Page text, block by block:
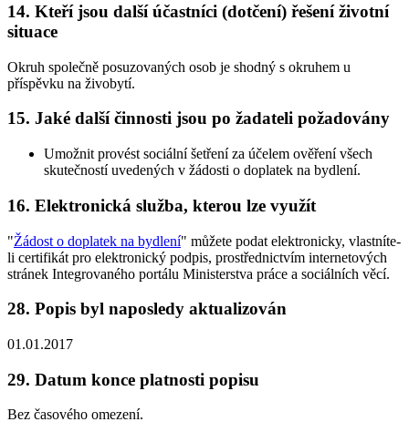
14. Kteří jsou další účastníci (dotčení) řešení životní
situace
Okruh společně posuzovaných osob je shodný s okruhem u
příspěvku na živobytí.
15. Jaké další činnosti jsou po žadateli požadovány
Umožnit provést sociální šetření za účelem ověření všech
skutečností uvedených v žádosti o doplatek na bydlení.
16. Elektronická služba, kterou lze využít
"Žádost o doplatek na bydlení" můžete podat elektronicky, vlastníte-
li certifikát pro elektronický podpis, prostřednictvím internetových
stránek Integrovaného portálu Ministerstva práce a sociálních věcí.
28. Popis byl naposledy aktualizován
01.01.2017
29. Datum konce platnosti popisu
Bez časového omezení.